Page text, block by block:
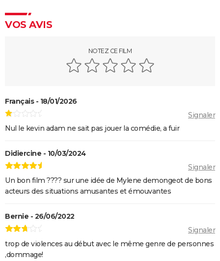
pour Jean-Paul Rouve
Les Aventures de Rabbi Jacob
L'Origine du monde
Monty Python, Sacré Graal
The French Dispatch : faut-il voir le dernier Wes
Gaston Lagaffe : intrigue, avis, streaming... Tout sur
l'adaptation de la BD culte
VOS AVIS
NOTEZ CE FILM
Français - 18/01/2026
Signaler
Nul le kevin adam ne sait pas jouer la comédie, a fuir
Didiercine - 10/03/2024
Signaler
Un bon film ???? sur une idée de Mylene demongeot de bons
acteurs des situations amusantes et émouvantes
Bernie - 26/06/2022
Signaler
trop de violences au début avec le même genre de personnes
,dommage!